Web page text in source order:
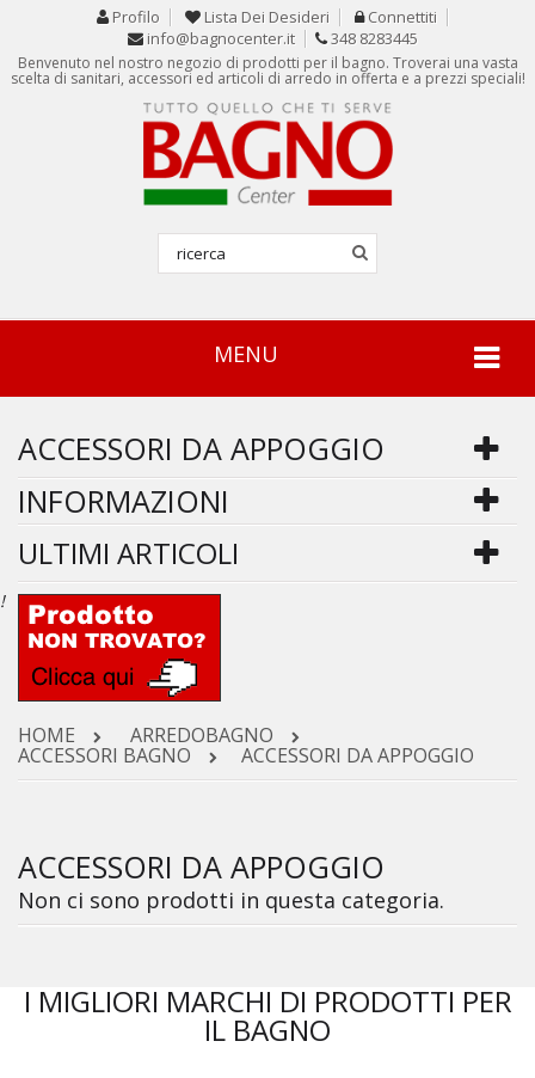
Profilo Lista Dei Desideri
Connettiti
info@bagnocenter.it
348 8283445
Benvenuto nel nostro negozio di prodotti per il bagno. Troverai una vasta
scelta di sanitari, accessori ed articoli di arredo in offerta e a prezzi speciali!
MENU
ACCESSORI DA APPOGGIO
INFORMAZIONI
ULTIMI ARTICOLI
HOME ARREDOBAGNO
ACCESSORI BAGNO ACCESSORI DA APPOGGIO
ACCESSORI DA APPOGGIO
Non ci sono prodotti in questa categoria.
I MIGLIORI MARCHI DI PRODOTTI PER
IL BAGNO